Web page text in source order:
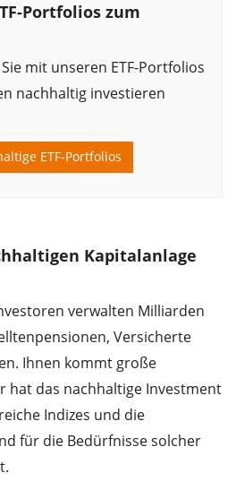
Portfolios zum
mit unseren ETF-Portfolios
nachhaltig investieren
ETF-Portfolios
Kapitalanlage
verwalten Milliarden
Versicherte
Ihnen kommt große
hat das nachhaltige Investment
Indizes und die
für die Bedürfnisse solcher